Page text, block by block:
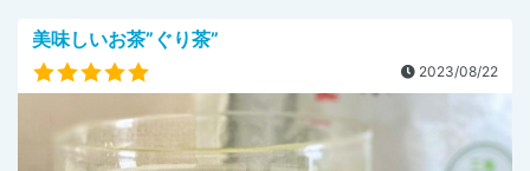
美味しいお茶”ぐり茶”
2023/08/22